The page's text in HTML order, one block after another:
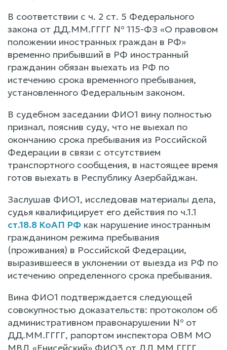
В соответствии с ч. 2 ст. 5 Федерального
закона от ДД.ММ.ГГГГ № 115-ФЗ «О правовом
положении иностранных граждан в РФ»
временно прибывший в РФ иностранный
гражданин обязан выехать из РФ по
истечению срока временного пребывания,
установленного Федеральным законом.
В судебном заседании ФИО1 вину полностью
признал, пояснив суду, что не выехал по
окончанию срока пребывания из Российской
Федерации в связи с отсутствием
транспортного сообщения, в настоящее время
готов выехать в Республику Азербайджан.
Заслушав ФИО1, исследовав материалы дела,
судья квалифицирует его действия по ч.1.1
ст.18.8 КоАП РФ как нарушение иностранным
гражданином режима пребывания
(проживания) в Российской Федерации,
выразившееся в уклонении от выезда из РФ по
истечению определенного срока пребывания.
Вина ФИО1 подтверждается следующей
совокупностью доказательств: протоколом об
административном правонарушении № от
ДД.ММ.ГГГГ, рапортом инспектора ОВМ МО
МВД «Енисейский» ФИО3 от ДД.ММ.ГГГГ,